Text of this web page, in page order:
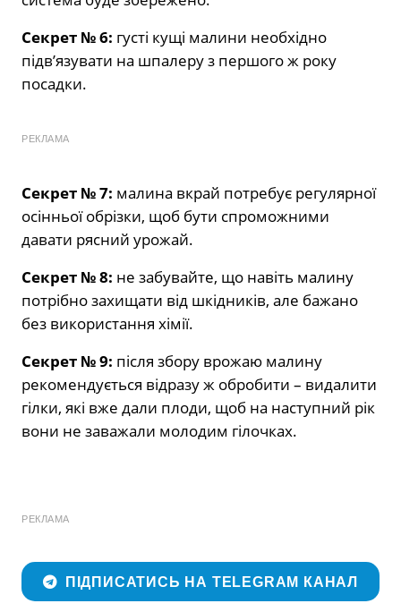
Секрет № 6: густі кущі малини необхідно
підв’язувати на шпалеру з першого ж року
посадки.
РЕКЛАМА
Секрет № 7: малина вкрай потребує регулярної
осінньої обрізки, щоб бути спроможними
давати рясний урожай.
Секрет № 8: не забувайте, що навіть малину
потрібно захищати від шкідників, але бажано
без використання хімії.
Секрет № 9: після збору врожаю малину
рекомендується відразу ж обробити – видалити
гілки, які вже дали плоди, щоб на наступний рік
вони не заважали молодим гілочках.
РЕКЛАМА
ПІДПИСАТИСЬ НА TELEGRAM КАНАЛ